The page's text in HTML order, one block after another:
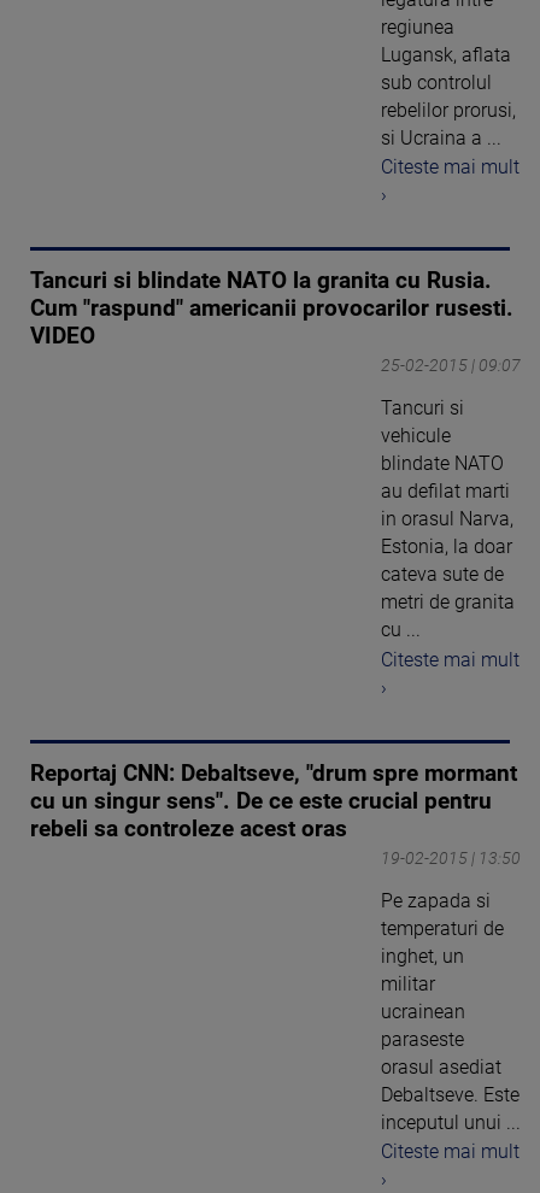
regiunea
Lugansk, aflata
sub controlul
rebelilor prorusi,
si Ucraina a ...
Citeste mai mult
›
Tancuri si blindate NATO la granita cu Rusia.
Cum "raspund" americanii provocarilor rusesti.
VIDEO
25-02-2015 | 09:07
Tancuri si
vehicule
blindate NATO
au defilat marti
in orasul Narva,
Estonia, la doar
cateva sute de
metri de granita
cu ...
Citeste mai mult
›
Reportaj CNN: Debaltseve, "drum spre mormant
cu un singur sens". De ce este crucial pentru
rebeli sa controleze acest oras
19-02-2015 | 13:50
Pe zapada si
temperaturi de
inghet, un
militar
ucrainean
paraseste
orasul asediat
Debaltseve. Este
inceputul unui ...
Citeste mai mult
›